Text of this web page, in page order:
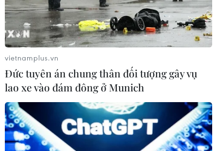
Tổng thống Nga thay đổi vị
trí các chỉ huy tại mặt trận Ukraine
05/08/2026 15:26
Đâm dao ở trung tâm London, một
nữ nghi phạm bị bắt giữ
05/08/2026 15:07
vietnamplus.vn
Đức tuyên án chung thân đối tượng gây vụ
lao xe vào đám đông ở Munich